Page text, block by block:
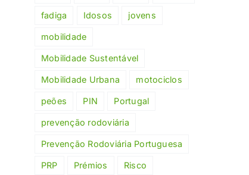
fadiga Idosos jovens
mobilidade
Mobilidade Sustentável
Mobilidade Urbana motociclos
peões PIN Portugal
prevenção rodoviária
Prevenção Rodoviária Portuguesa
PRP Prémios Risco